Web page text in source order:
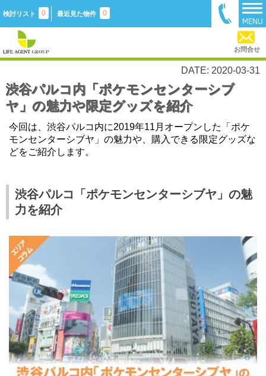
検討リスト 0 最近見た物件 0
お問合せ
DATE: 2020-03-31
渋谷パルコ内「ポケモンセンターシブ
ヤ」の魅力や限定グッズを紹介
今回は、渋谷パルコ内に2019年11 月オープンした「ポケ
モンセンターシブヤ」の魅力や、購入できる限定グッズな
どをご紹介します。
渋谷パルコ「ポケモンセンターシブヤ」の魅
力を紹介